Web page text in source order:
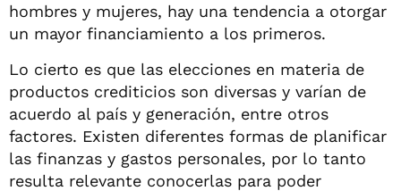
hombres y mujeres, hay una tendencia a otorgar
un mayor financiamiento a los primeros.
Lo cierto es que las elecciones en materia de
productos crediticios son diversas y varían de
acuerdo al país y generación, entre otros
factores. Existen diferentes formas de planificar
las finanzas y gastos personales, por lo tanto
resulta relevante conocerlas para poder